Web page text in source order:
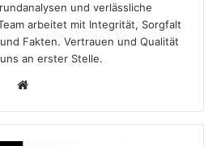
und verlässliche
arbeitet mit Integrität, Sorgfalt
Fakten. Vertrauen und Qualität
an erster Stelle.
te